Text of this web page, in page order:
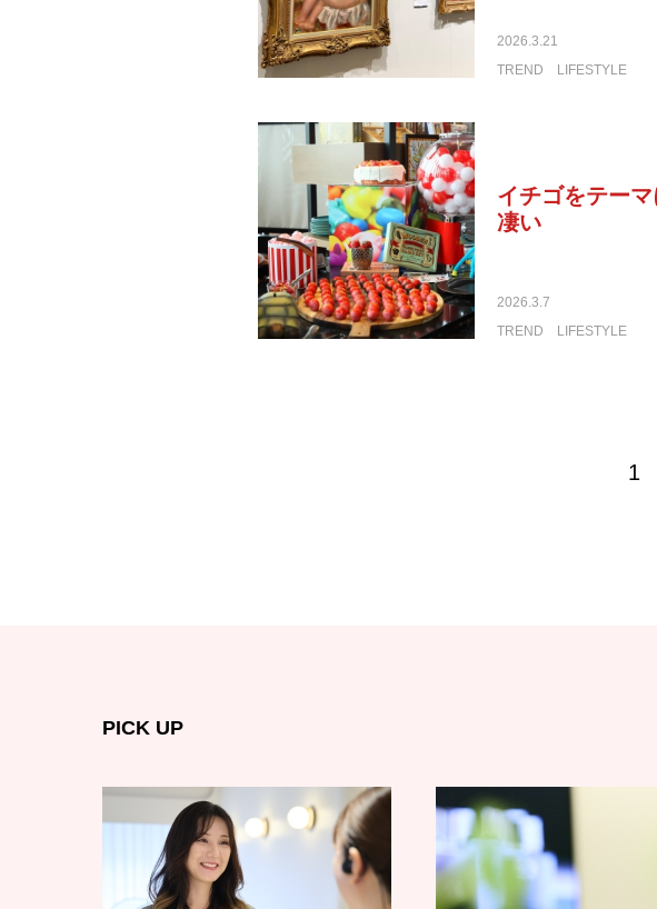
2026.3.21
TREND
LIFESTYLE
イチゴをテー
凄い
2026.3.7
TREND
LIFESTYLE
1
PICK UP